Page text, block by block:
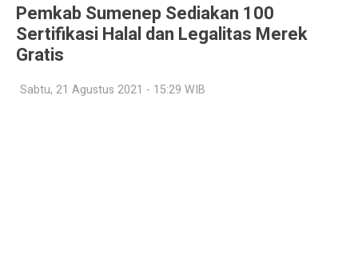
Pemkab Sumenep Sediakan 100
Sertifikasi Halal dan Legalitas Merek
Gratis
Sabtu, 21 Agustus 2021 - 15:29 WIB